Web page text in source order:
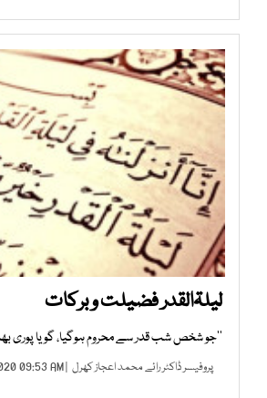
لیلۃالقدر فضیلت و برکات
’’جو شخص شب قدر سے محروم ہوگیا، گویا پوری
پروفیسر ڈاکٹر رائے محمد اعجاز کھرل | MAY 20, 2020 09:53 AM |